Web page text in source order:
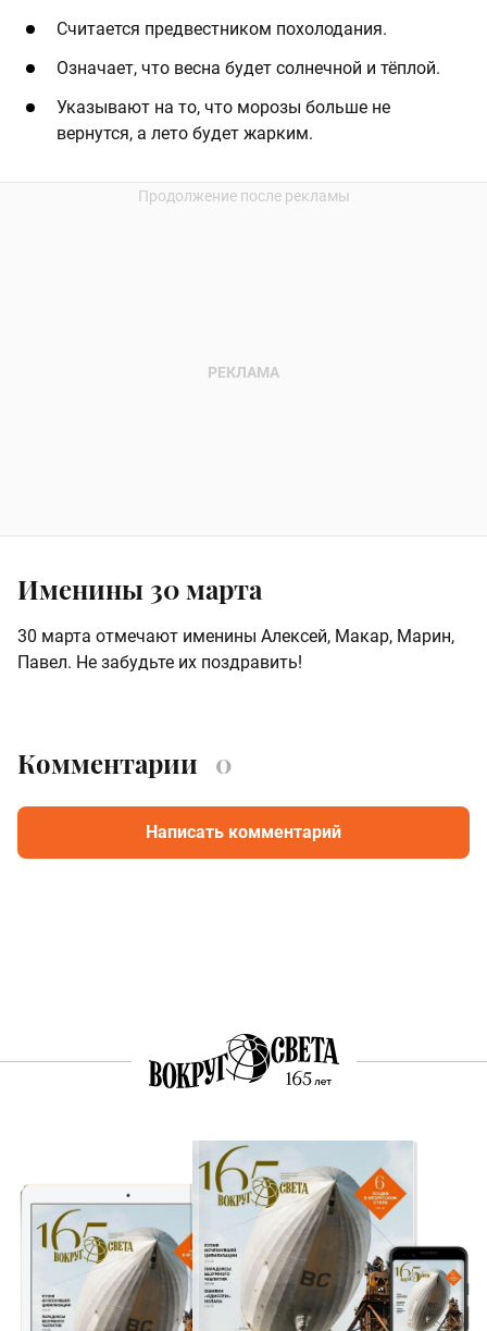
Считается предвестником похолодания. ​
Означает, что весна будет солнечной и тёплой.
Указывают на то, что морозы больше не
вернутся, а лето будет жарким.
Именины 30 марта
30 марта отмечают именины Алексей, Макар, Марин,
Павел. Не забудьте их поздравить!
Комментарии 0
Написать комментарий